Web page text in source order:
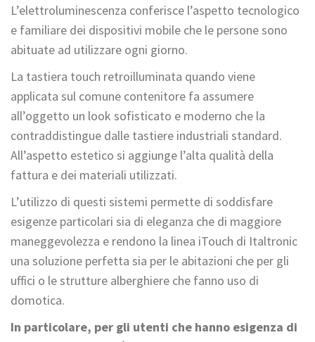
L’elettroluminescenza conferisce l’aspetto tecnologico
e familiare dei dispositivi mobile che le persone sono
abituate ad utilizzare ogni giorno.
La tastiera touch retroilluminata quando viene
applicata sul comune contenitore fa assumere
all’oggetto un look sofisticato e moderno che la
contraddistingue dalle tastiere industriali standard.
All’aspetto estetico si aggiunge l’alta qualità della
fattura e dei materiali utilizzati.
L’utilizzo di questi sistemi permette di soddisfare
esigenze particolari sia di eleganza che di maggiore
maneggevolezza e rendono la linea iTouch di Italtronic
una soluzione perfetta sia per le abitazioni che per gli
uffici o le strutture alberghiere che fanno uso di
domotica.
In particolare, per gli utenti che hanno esigenza di